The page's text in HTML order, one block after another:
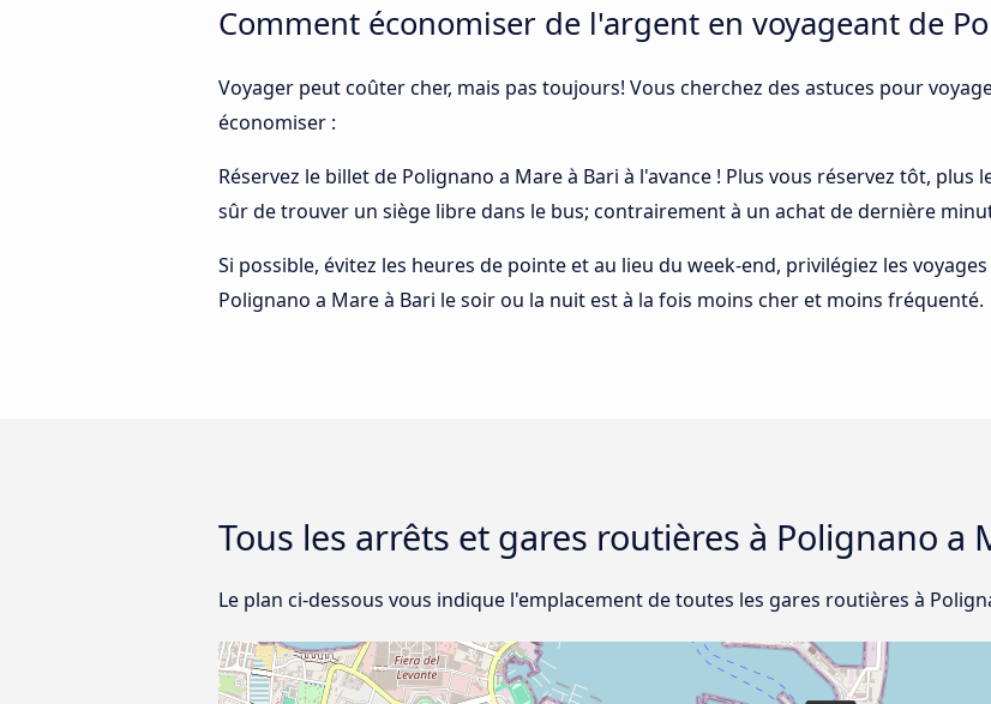
Comment économiser de l'argent en voyageant de
Voyager peut coûter cher, mais pas toujours! Vous cherchez des astuces pour
économiser :
Réservez le billet de Polignano a Mare à Bari à l'avance ! Plus vous réservez tôt,
sûr de trouver un siège libre dans le bus; contrairement à un achat de dernière
Si possible, évitez les heures de pointe et au lieu du week-end, privilégiez les
Polignano a Mare à Bari le soir ou la nuit est à la fois moins cher et moins fréquenté.
Tous les arrêts et gares routières à Polignano a
Le plan ci-dessous vous indique l'emplacement de toutes les gares routières à